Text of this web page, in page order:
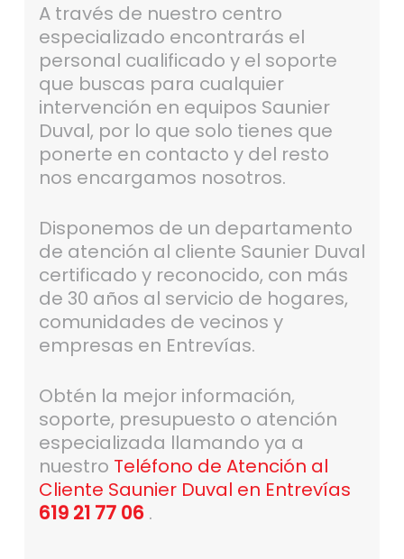
A través de nuestro centro
especializado encontrarás el
personal cualificado y el soporte
que buscas para cualquier
intervención en equipos Saunier
Duval, por lo que solo tienes que
ponerte en contacto y del resto
nos encargamos nosotros.
Disponemos de un departamento
de atención al cliente Saunier Duval
certificado y reconocido, con más
de 30 años al servicio de hogares,
comunidades de vecinos y
empresas en Entrevías.
Obtén la mejor información,
soporte, presupuesto o atención
especializada llamando ya a
nuestro Teléfono de Atención al
Cliente Saunier Duval en Entrevías
619 21 77 06 .